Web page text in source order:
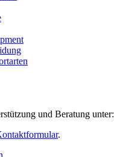
und Beratung unter:
.